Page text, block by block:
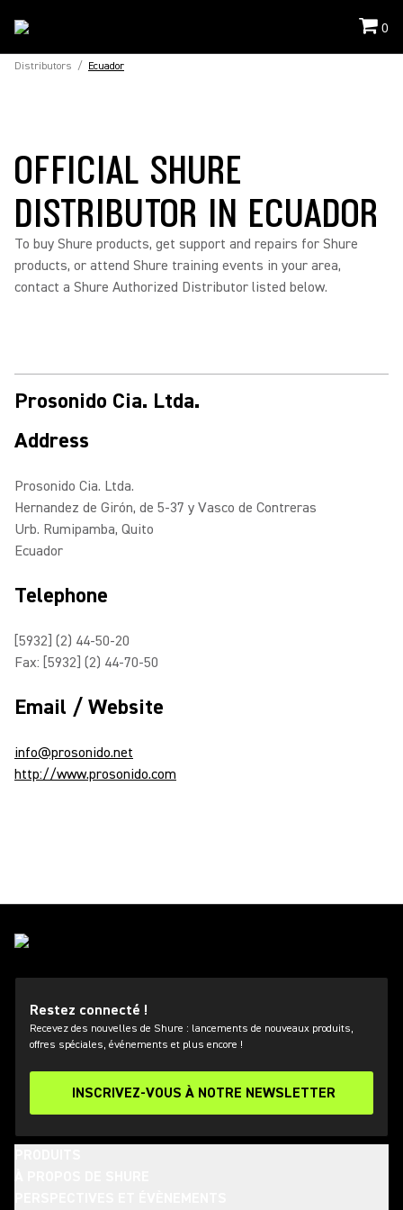
0
Distributors / Ecuador
OFFICIAL SHURE
DISTRIBUTOR IN ECUADOR
To buy Shure products, get support and repairs for Shure
products, or attend Shure training events in your area,
contact a Shure Authorized Distributor listed below.
Prosonido Cia. Ltda.
Address
Prosonido Cia. Ltda.
Hernandez de Girón, de 5-37 y Vasco de Contreras
Urb. Rumipamba, Quito
Ecuador
Telephone
[5932] (2) 44-50-20
Fax: [5932] (2) 44-70-50
Email / Website
info@prosonido.net
http://www.prosonido.com
Restez connecté !
Recevez des nouvelles de Shure : lancements de nouveaux produits,
offres spéciales, événements et plus encore !
INSCRIVEZ-VOUS À NOTRE NEWSLETTER